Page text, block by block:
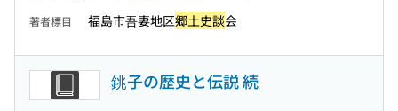
著者標目 福島市吾妻地区郷土史談会
銚子の歴史と伝説 続